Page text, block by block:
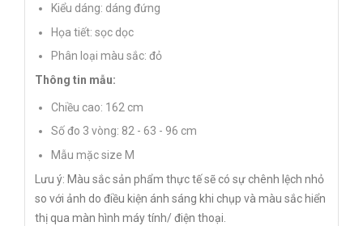
Kiểu dáng: dáng đứng
Họa tiết: sọc dọc
Phân loại màu sắc: đỏ
Thông tin mẫu:
Chiều cao: 162 cm
Số đo 3 vòng: 82 - 63 - 96 cm
Mẫu mặc size M
Lưu ý: Màu sắc sản phẩm thực tế sẽ có sự chênh lệch nhỏ
so với ảnh do điều kiện ánh sáng khi chụp và màu sắc hiển
thị qua màn hình máy tính/ điện thoại.